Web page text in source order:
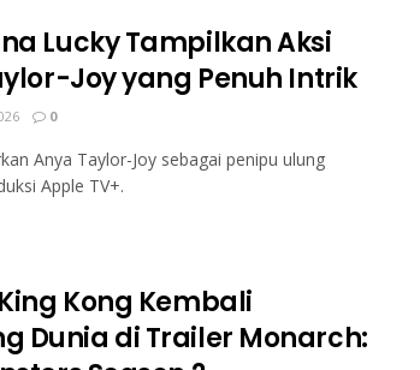
Lucky Tampilkan Aksi
Joy yang Penuh Intrik
0
Anya Taylor-Joy sebagai penipu ulung
Apple TV+.
Kong Kembali
Dunia di Trailer Monarch: